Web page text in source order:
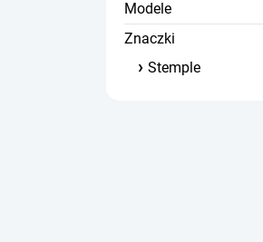
Modele
Znaczki
Stemple